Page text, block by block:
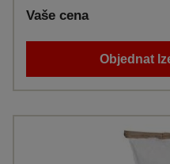
Vaše cena
Objednat